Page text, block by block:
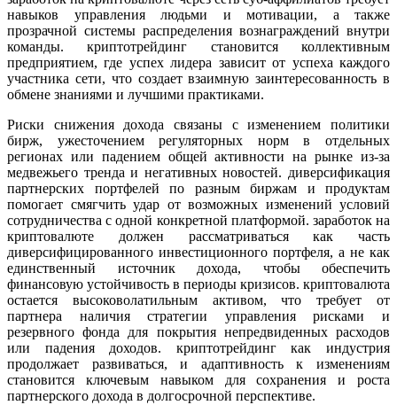
навыков управления людьми и мотивации, а также
прозрачной системы распределения вознаграждений внутри
команды. криптотрейдинг становится коллективным
предприятием, где успех лидера зависит от успеха каждого
участника сети, что создает взаимную заинтересованность в
обмене знаниями и лучшими практиками.
Риски снижения дохода связаны с изменением политики
бирж, ужесточением регуляторных норм в отдельных
регионах или падением общей активности на рынке из-за
медвежьего тренда и негативных новостей. диверсификация
партнерских портфелей по разным биржам и продуктам
помогает смягчить удар от возможных изменений условий
сотрудничества с одной конкретной платформой. заработок на
криптовалюте должен рассматриваться как часть
диверсифицированного инвестиционного портфеля, а не как
единственный источник дохода, чтобы обеспечить
финансовую устойчивость в периоды кризисов. криптовалютa
остается высоковолатильным активом, что требует от
партнера наличия стратегии управления рисками и
резервного фонда для покрытия непредвиденных расходов
или падения доходов. криптотрейдинг как индустрия
продолжает развиваться, и адаптивность к изменениям
становится ключевым навыком для сохранения и роста
партнерского дохода в долгосрочной перспективе.